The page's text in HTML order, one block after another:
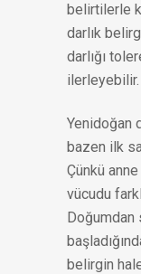
belirtilerle
darlık
darlığı
ilerleyebilir.
Yenidoğan
bazen ilk
Çünkü
vücudu
Doğumdan
belirgin